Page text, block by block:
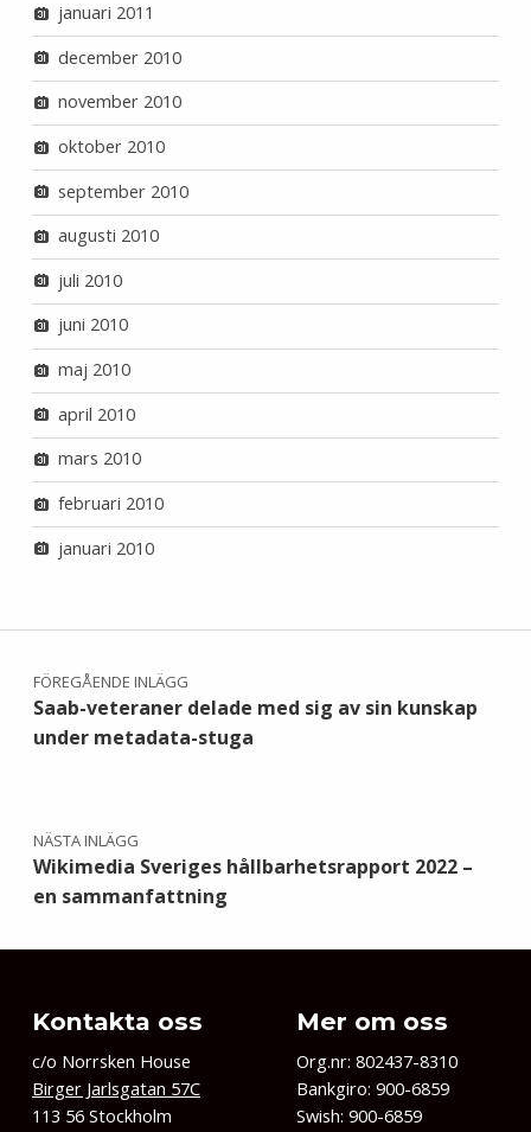
januari 2011
december 2010
november 2010
oktober 2010
september 2010
augusti 2010
juli 2010
juni 2010
maj 2010
april 2010
mars 2010
februari 2010
januari 2010
Inläggsnavigering
FÖREGÅENDE INLÄGG
Saab-veteraner delade med sig av sin kunskap
under metadata-stuga
NÄSTA INLÄGG
Wikimedia Sveriges hållbarhetsrapport 2022 –
en sammanfattning
Kontakta oss
c/o Norrsken House
Birger Jarlsgatan 57C
113 56 Stockholm
Mer om oss
Org.nr: 802437-8310
Bankgiro: 900-6859
Swish: 900-6859